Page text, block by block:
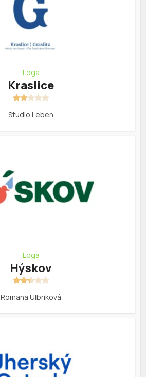
Loga
Kraslice
Studio Leben
Loga
Hýskov
Romana Ulbriková